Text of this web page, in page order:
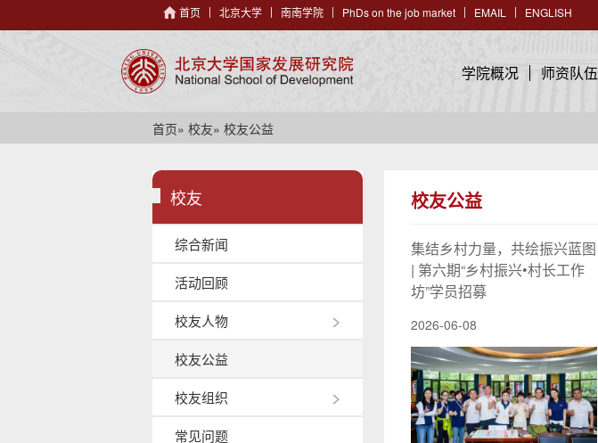
首页 北京大学 南南学院 PhDs on the job market EMAIL ENGLISH
学院概况 师资队伍
首页» 校友» 校友公益
校友
综合新闻
活动回顾
校友人物
校友公益
校友组织
常见问题
校友公益
集结乡村力量，共绘振兴蓝图
| 第六期“乡村振兴•村长工作
坊”学员招募
2026-06-08